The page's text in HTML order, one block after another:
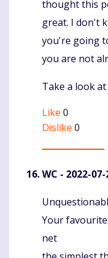
thought this
great. I don't
you're going
you are not
Take a look
Like 0
Dislike 0
WC - 2022-
Komentaras
Your
net